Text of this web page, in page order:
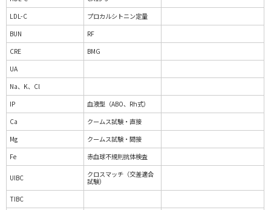
LDL-C
プロカルシトニン定量
BUN
RF
CRE
BMG
UA
Na、K、Cl
IP
血液型（ABO、Rh式）
Ca
クームス試験・直接
Mg
クームス試験・間接
Fe
赤血球不規則抗体検査
UIBC
クロスマッチ（交差適合
試験）
TIBC